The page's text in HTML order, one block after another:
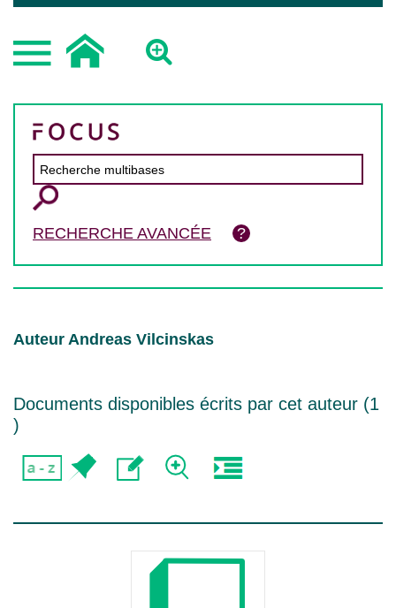
RECHERCHE AVANCÉE
Auteur Andreas Vilcinskas
Documents disponibles écrits par cet auteur (1
)